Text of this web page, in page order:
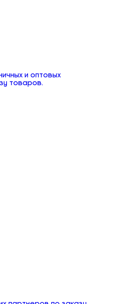
и оптовых
товаров.